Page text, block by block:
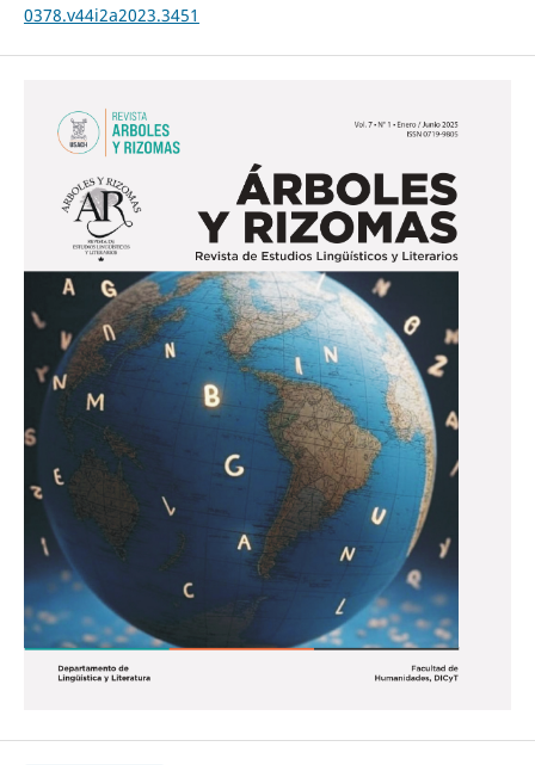
0378.v44i2a2023.3451